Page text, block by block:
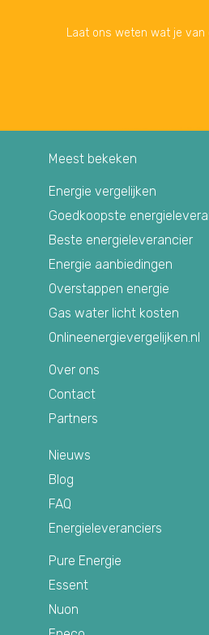
Laat ons weten wat je van
Meest bekeken
Energie vergelijken
Goedkoopste
Beste energieleverancier
Energie aanbiedingen
Overstappen energie
Gas water licht kosten
Onlineenergievergelijken.nl
Over ons
Contact
Partners
Nieuws
Blog
FAQ
Energieleveranciers
Pure Energie
Essent
Nuon